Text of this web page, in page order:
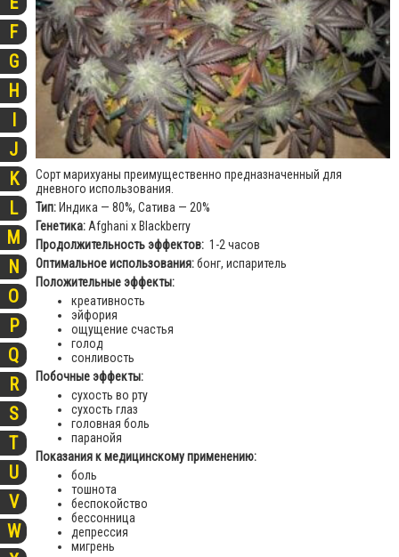
F
G
H
I
J
K
L
M
N
O
P
Q
R
S
T
U
V
W
Сорт марихуаны преимущественно предназначенный для
дневного использования.
Тип: Индика — 80%, Сатива — 20%
Генетика: Afghani х Blackberry
Продолжительность эффектов: 1-2 часов
Оптимальное использования:бонг, испаритель
Положительные эффекты:
креативность
эйфория
ощущение счастья
голод
сонливость
Побочные эффекты:
сухость во рту
сухость глаз
головная боль
паранойя
Показания к медицинскому применению:
боль
тошнота
беспокойство
бессонница
депрессия
мигрень